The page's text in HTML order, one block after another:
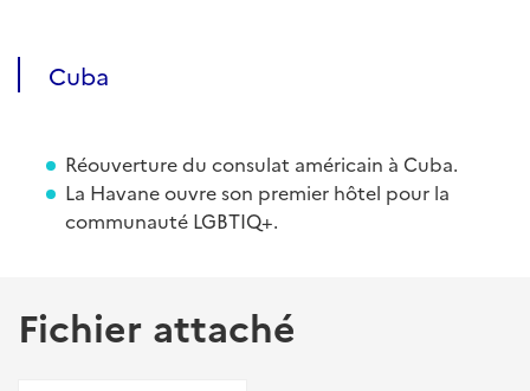
Cuba
Réouverture du consulat américain à Cuba.
La Havane ouvre son premier hôtel pour la
communauté LGBTIQ+.
Fichier attaché